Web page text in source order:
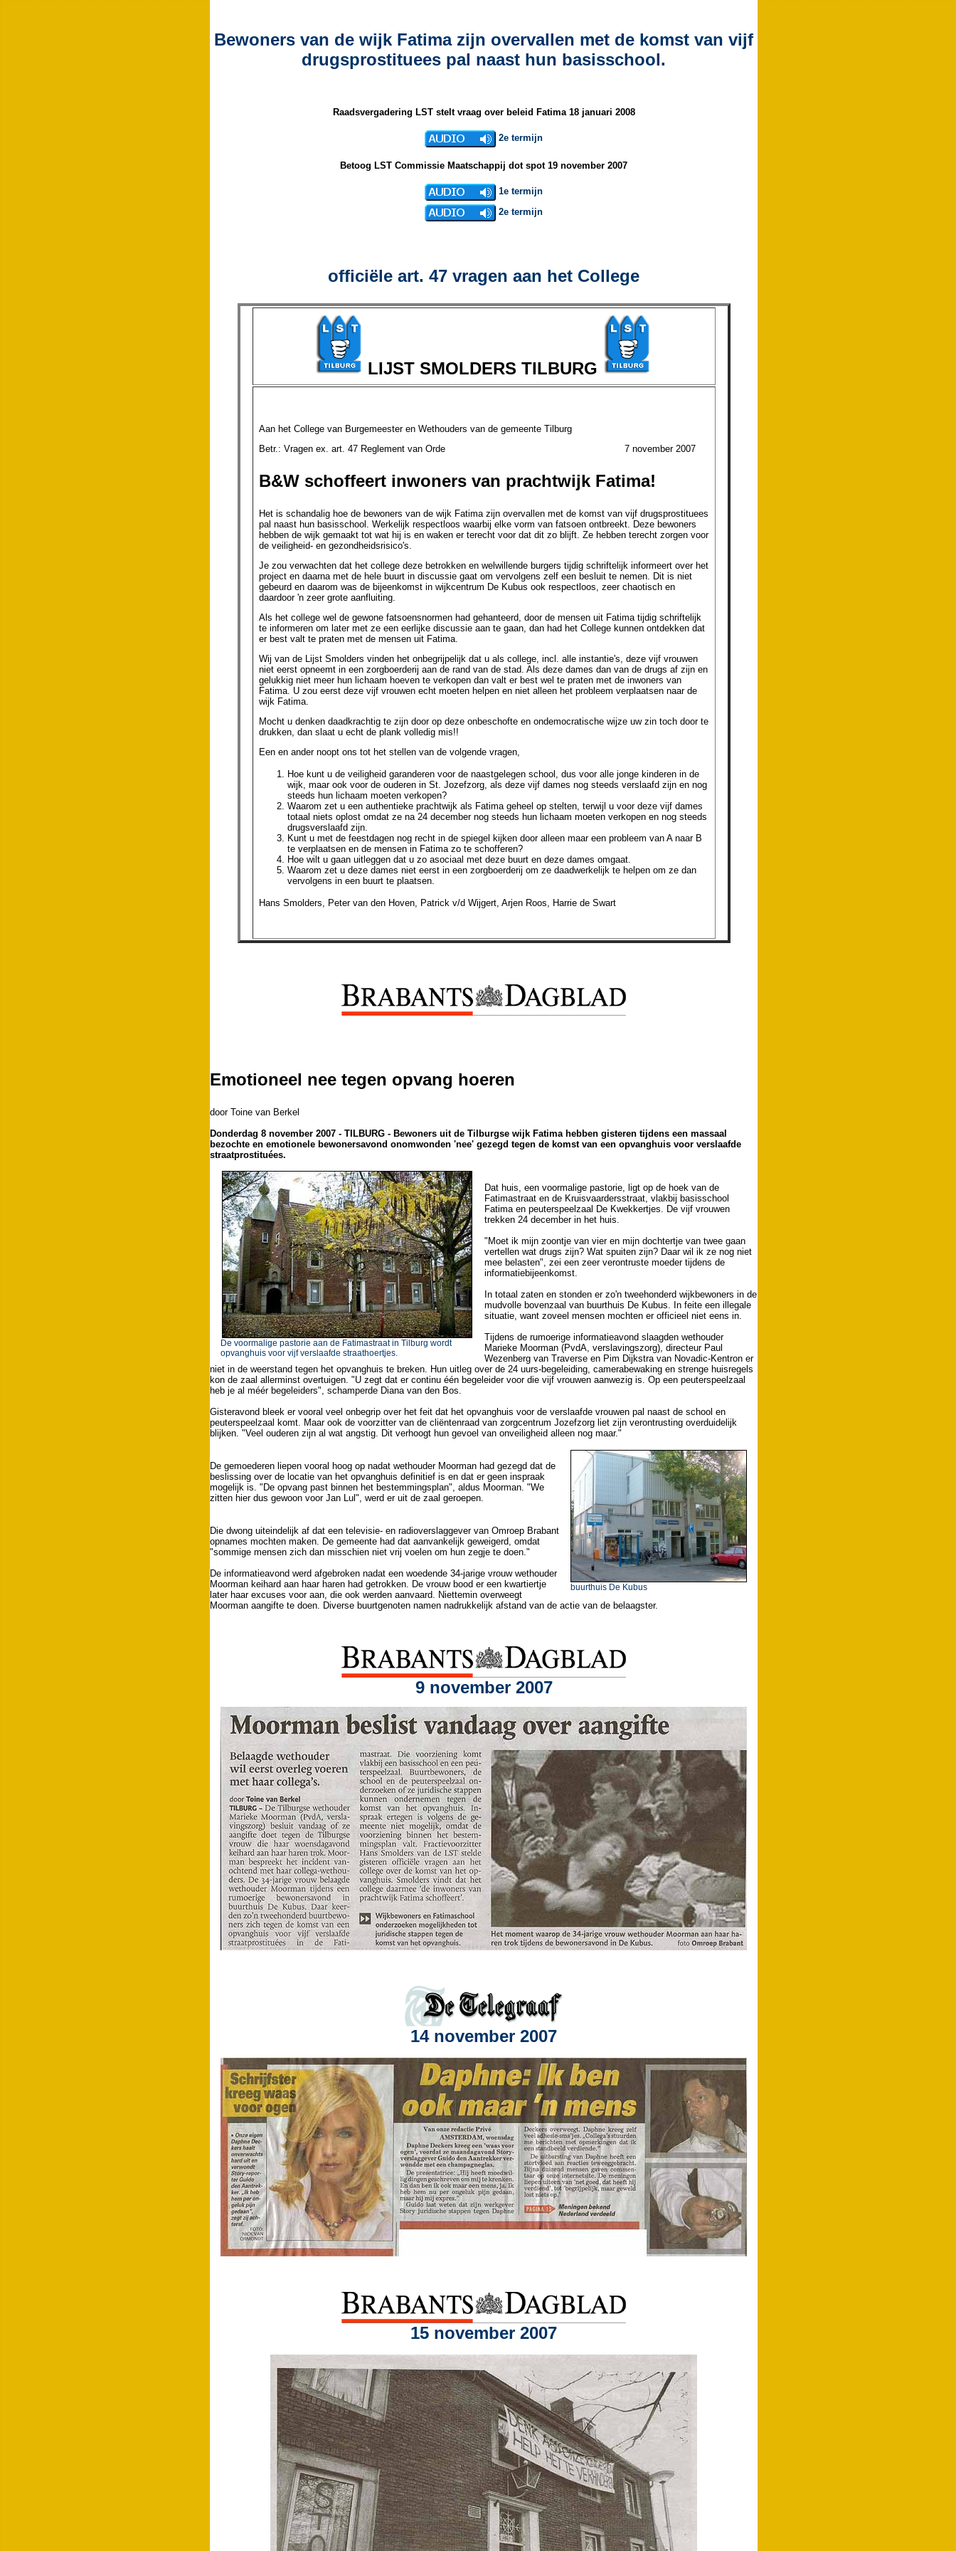
Bewoners van de wijk Fatima zijn overvallen met de komst van vijf
drugsprostituees pal naast hun basisschool.
Raadsvergadering LST stelt vraag over beleid Fatima 18 januari 2008
2e termijn
Betoog LST Commissie Maatschappij dot spot 19 november 2007
1e termijn
2e termijn
officiële art. 47 vragen aan het College
LIJST SMOLDERS TILBURG
Aan het College van Burgemeester en Wethouders van de gemeente Tilburg
Betr.: Vragen ex. art. 47 Reglement van Orde 7 november 2007
B&W schoffeert inwoners van prachtwijk Fatima!
Het is schandalig hoe de bewoners van de wijk Fatima zijn overvallen met de komst van vijf drugsprostituees
pal naast hun basisschool. Werkelijk respectloos waarbij elke vorm van fatsoen ontbreekt. Deze bewoners
hebben de wijk gemaakt tot wat hij is en waken er terecht voor dat dit zo blijft. Ze hebben terecht zorgen voor
de veiligheid- en gezondheidsrisico's.
Je zou verwachten dat het college deze betrokken en welwillende burgers tijdig schriftelijk informeert over het
project en daarna met de hele buurt in discussie gaat om vervolgens zelf een besluit te nemen. Dit is niet
gebeurd en daarom was de bijeenkomst in wijkcentrum De Kubus ook respectloos, zeer chaotisch en
daardoor 'n zeer grote aanfluiting.
Als het college wel de gewone fatsoensnormen had gehanteerd, door de mensen uit Fatima tijdig schriftelijk
te informeren om later met ze een eerlijke discussie aan te gaan, dan had het College kunnen ontdekken dat
er best valt te praten met de mensen uit Fatima.
Wij van de Lijst Smolders vinden het onbegrijpelijk dat u als college, incl. alle instantie's, deze vijf vrouwen
niet eerst opneemt in een zorgboerderij aan de rand van de stad. Als deze dames dan van de drugs af zijn en
gelukkig niet meer hun lichaam hoeven te verkopen dan valt er best wel te praten met de inwoners van
Fatima. U zou eerst deze vijf vrouwen echt moeten helpen en niet alleen het probleem verplaatsen naar de
wijk Fatima.
Mocht u denken daadkrachtig te zijn door op deze onbeschofte en ondemocratische wijze uw zin toch door te
drukken, dan slaat u echt de plank volledig mis!!
Een en ander noopt ons tot het stellen van de volgende vragen,
Hoe kunt u de veiligheid garanderen voor de naastgelegen school, dus voor alle jonge kinderen in de
wijk, maar ook voor de ouderen in St. Jozefzorg, als deze vijf dames nog steeds verslaafd zijn en nog
steeds hun lichaam moeten verkopen?
Waarom zet u een authentieke prachtwijk als Fatima geheel op stelten, terwijl u voor deze vijf dames
totaal niets oplost omdat ze na 24 december nog steeds hun lichaam moeten verkopen en nog steeds
drugsverslaafd zijn.
Kunt u met de feestdagen nog recht in de spiegel kijken door alleen maar een probleem van A naar B
te verplaatsen en de mensen in Fatima zo te schofferen?
Hoe wilt u gaan uitleggen dat u zo asociaal met deze buurt en deze dames omgaat.
Waarom zet u deze dames niet eerst in een zorgboerderij om ze daadwerkelijk te helpen om ze dan
vervolgens in een buurt te plaatsen.
Hans Smolders, Peter van den Hoven, Patrick v/d Wijgert, Arjen Roos, Harrie de Swart
Emotioneel nee tegen opvang hoeren
door Toine van Berkel
Donderdag 8 november 2007 - TILBURG - Bewoners uit de Tilburgse wijk Fatima hebben gisteren tijdens een massaal
bezochte en emotionele bewonersavond onomwonden 'nee' gezegd tegen de komst van een opvanghuis voor verslaafde
straatprostituées.
De voormalige pastorie aan de Fatimastraat in Tilburg wordt
opvanghuis voor vijf verslaafde straathoertjes.
Dat huis, een voormalige pastorie, ligt op de hoek van de
Fatimastraat en de Kruisvaardersstraat, vlakbij basisschool
Fatima en peuterspeelzaal De Kwekkertjes. De vijf vrouwen
trekken 24 december in het huis.
"Moet ik mijn zoontje van vier en mijn dochtertje van twee gaan
vertellen wat drugs zijn? Wat spuiten zijn? Daar wil ik ze nog niet
mee belasten", zei een zeer verontruste moeder tijdens de
informatiebijeenkomst.
In totaal zaten en stonden er zo'n tweehonderd wijkbewoners in de
mudvolle bovenzaal van buurthuis De Kubus. In feite een illegale
situatie, want zoveel mensen mochten er officieel niet eens in.
Tijdens de rumoerige informatieavond slaagden wethouder
Marieke Moorman (PvdA, verslavingszorg), directeur Paul
Wezenberg van Traverse en Pim Dijkstra van Novadic-Kentron er
niet in de weerstand tegen het opvanghuis te breken. Hun uitleg over de 24 uurs-begeleiding, camerabewaking en strenge huisregels
kon de zaal allerminst overtuigen. "U zegt dat er continu één begeleider voor die vijf vrouwen aanwezig is. Op een peuterspeelzaal
heb je al méér begeleiders", schamperde Diana van den Bos.
Gisteravond bleek er vooral veel onbegrip over het feit dat het opvanghuis voor de verslaafde vrouwen pal naast de school en
peuterspeelzaal komt. Maar ook de voorzitter van de cliëntenraad van zorgcentrum Jozefzorg liet zijn verontrusting overduidelijk
blijken. "Veel ouderen zijn al wat angstig. Dit verhoogt hun gevoel van onveiligheid alleen nog maar."
buurthuis De Kubus
De gemoederen liepen vooral hoog op nadat wethouder Moorman had gezegd dat de
beslissing over de locatie van het opvanghuis definitief is en dat er geen inspraak
mogelijk is. "De opvang past binnen het bestemmingsplan", aldus Moorman. "We
zitten hier dus gewoon voor Jan Lul", werd er uit de zaal geroepen.
Die dwong uiteindelijk af dat een televisie- en radioverslaggever van Omroep Brabant
opnames mochten maken. De gemeente had dat aanvankelijk geweigerd, omdat
"sommige mensen zich dan misschien niet vrij voelen om hun zegje te doen."
De informatieavond werd afgebroken nadat een woedende 34-jarige vrouw wethouder
Moorman keihard aan haar haren had getrokken. De vrouw bood er een kwartiertje
later haar excuses voor aan, die ook werden aanvaard. Niettemin overweegt
Moorman aangifte te doen. Diverse buurtgenoten namen nadrukkelijk afstand van de actie van de belaagster.
9 november 2007
14 november 2007
15 november 2007